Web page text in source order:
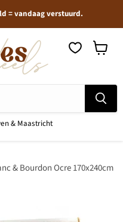
= vandaag verstuurd.
& Maastricht
& Bourdon Ocre 170x240cm